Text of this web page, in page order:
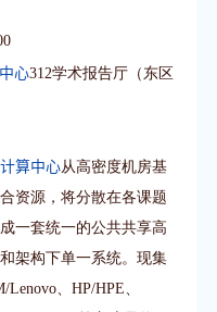
心312学术报告厅（东区
算中心从高密度机房基
资源，将分散在各课题
一套统一的公共共享高
架构下单一系统。现集
、HP/HPE、